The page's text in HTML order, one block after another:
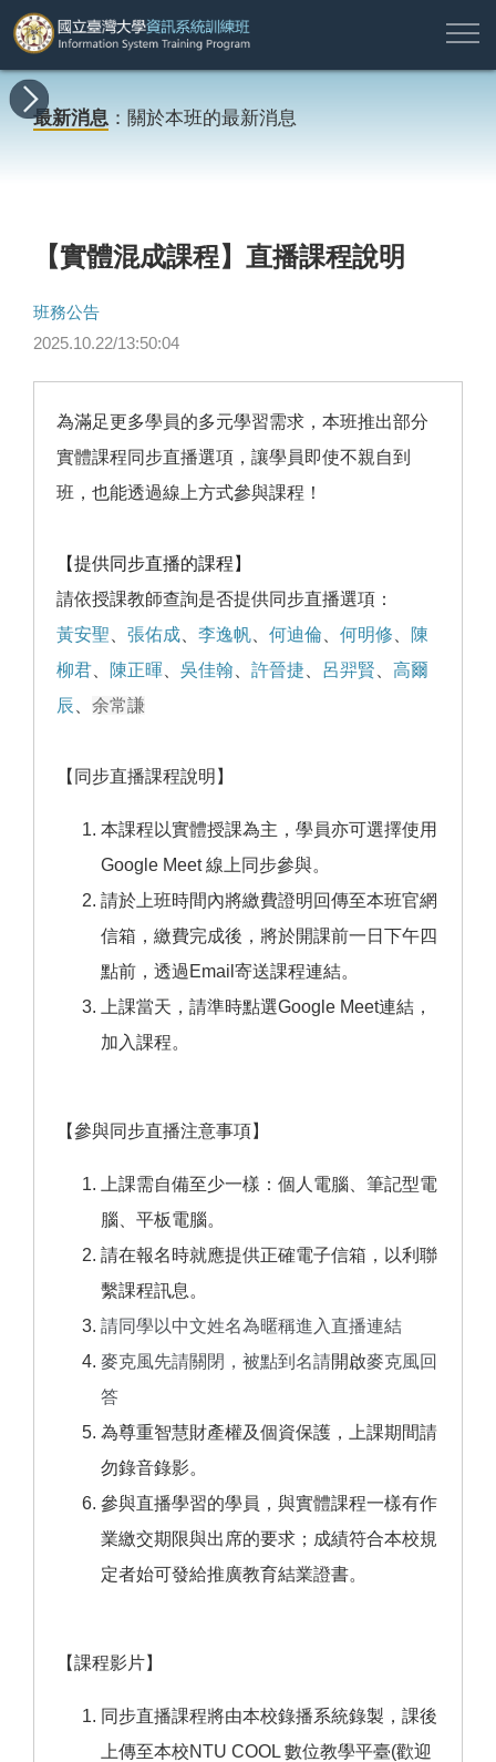
所
有
課
新
消
程
地
資
簡
業
名
名
資
於
本
願
專
註
入
最新消息 ：關於本班的最新消息
【實體混成課程】直播課程說明
班務公告
2025.10.22/13:50:04
為滿足更多學員的多元學習需求，本班推出部分
實體課程同步直播選項，讓學員即使不親自到
班，也能透過線上方式參與課程！
【提供同步直播的課程】
請依授課教師查詢是否提供同步直播選項：
黃安聖
張佑成 李逸帆 何迪倫 何明修
陳
柳君
陳正暉 吳佳翰 許晉捷 呂羿賢
高爾
辰
余常謙
【同步直播課程說明】
本課程以實體授課為主，學員亦可選擇使用
Google Meet 線上同步參與。
請於上班時間內將繳費證明回傳至本班官網
信箱，繳費完成後，將於開課前一日下午四
點前，透過Email寄送課程連結。
上課當天，請準時點選Google Meet連結，
加入課程。
【參與同步直播注意事項】
上課需自備至少一樣：個人電腦、筆記型電
腦、平板電腦。
請在報名時就應提供正確電子信箱，以利聯
繫課程訊息。
請同學以中文姓名為暱稱進入直播連結
麥克風先請關閉，被點到名請開啟麥克風回
答
為尊重智慧財產權及個資保護，上課期間請
勿錄音錄影。
參與直播學習的學員，與實體課程一樣有作
業繳交期限與出席的要求；成績符合本校規
定者始可發給推廣教育結業證書。
【課程影片】
同步直播課程將由本校錄播系統錄製，課後
上傳至本校NTU COOL 數位教學平臺(歡迎